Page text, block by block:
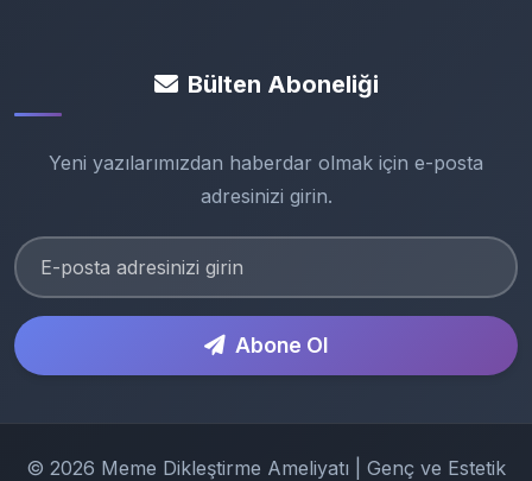
Bülten Aboneliği
Yeni yazılarımızdan haberdar olmak için e-posta
adresinizi girin.
Abone Ol
© 2026 Meme Dikleştirme Ameliyatı | Genç ve Estetik